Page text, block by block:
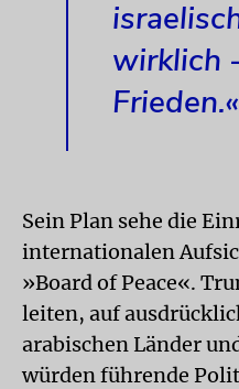
wirklich
Frieden.«
Sein Plan sehe die
internationalen
»Board of Peace«.
leiten, auf
arabischen Länder
würden führende